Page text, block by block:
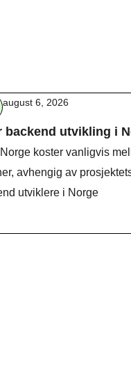
august 6, 2026
backend utvikling i
koster vanligvis
avhengig av
utviklere i Norge
opplevelse bruker vi
for å lagre eller få
samtykke kan begrense